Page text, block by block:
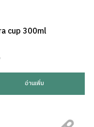
cup 300ml
อ่านเพิ่ม